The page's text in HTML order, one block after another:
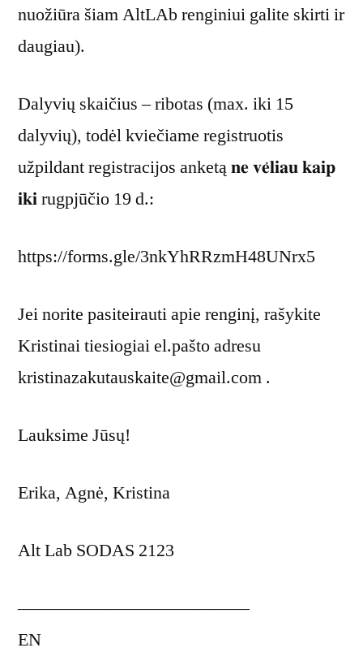
nuožiūra šiam AltLAb renginiui galite skirti ir
daugiau).
Dalyvių skaičius – ribotas (max. iki 15
dalyvių), todėl kviečiame registruotis
užpildant registracijos anketą 𝐧𝐞 𝐯𝐞̇𝐥𝐢𝐚𝐮 𝐤𝐚𝐢𝐩
𝐢𝐤𝐢 rugpjūčio 19 d.:
https://forms.gle/3nkYhRRzmH48UNrx5
Jei norite pasiteirauti apie renginį, rašykite
Kristinai tiesiogiai el.pašto adresu
kristinazakutauskaite@gmail.com .
Lauksime Jūsų!
Erika, Agnė, Kristina
Alt Lab SODAS 2123
—————————————
EN